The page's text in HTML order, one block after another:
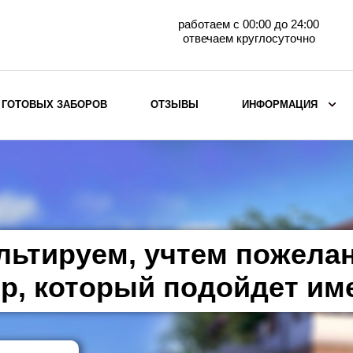
работаем с 00:00 до 24:00
отвечаем круглосуточно
горизонтального
Металлические заборы для дачи
Забор жалюзи с кирпичными столбами
Металлические заборы
Металлические ограждения
ГОТОВЫХ ЗАБОРОВ ОТЗЫВЫ ИНФОРМАЦИЯ
учтем
который подойдет